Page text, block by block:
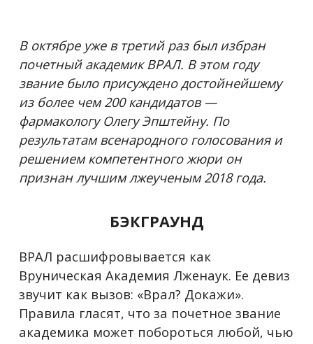
В октябре уже в третий раз был избран
почетный академик ВРАЛ. В этом году
звание было присуждено достойнейшему
из более чем 200 кандидатов —
фармакологу Олегу Эпштейну. По
результатам всенародного голосования и
решением компетентного жюри он
признан лучшим лжеученым 2018 года.
БЭКГРАУНД
ВРАЛ расшифровывается как
Вруническая Академия Лженаук. Ее девиз
звучит как вызов: «Врал? Докажи».
Правила гласят, что за почетное звание
академика может побороться любой, чью